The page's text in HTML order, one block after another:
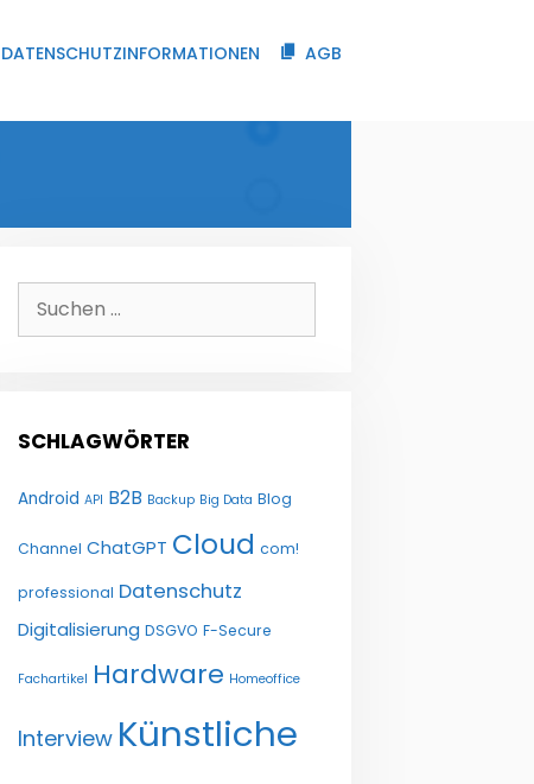
DATENSCHUTZINFORMATIONEN AGB
Suchen
nach:
SCHLAGWÖRTER
Android API B2B Backup Big Data Blog
Channel ChatGPT Cloud com!
professional Datenschutz
Digitalisierung DSGVO F-Secure
Fachartikel Hardware Homeoffice
Interview Künstliche